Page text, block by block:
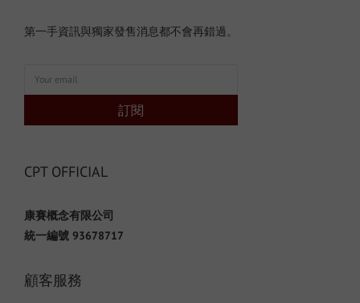
第一手資訊與獨家發售消息都不會再錯過。
訂閱
CPT OFFICIAL
康賽概念有限公司
統一編號 93678717
顧客服務